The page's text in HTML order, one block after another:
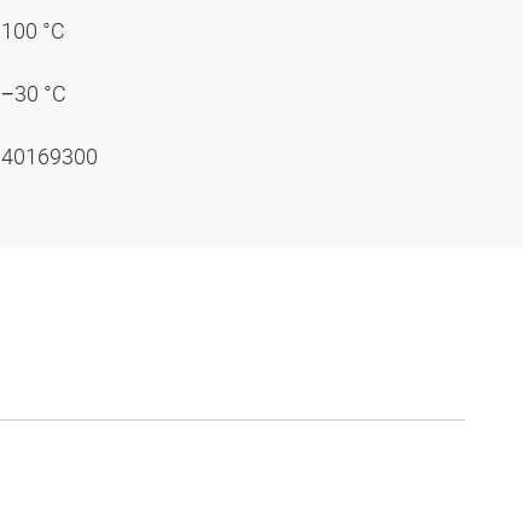
100 °C
−30 °C
40169300